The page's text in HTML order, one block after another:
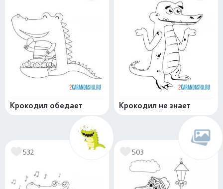
Крокодил обедает Крокодил не знает
532 503